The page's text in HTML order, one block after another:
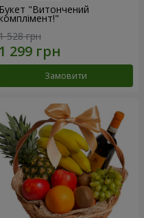
Букет "Витончений
комплімент!"
528 грн
Замовити